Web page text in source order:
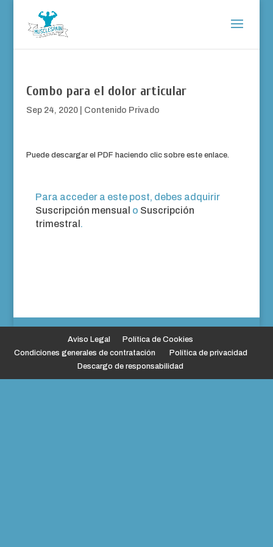
Combo para el dolor articular
Sep 24, 2020| Contenido Privado
Puede descargar el PDF haciendo clic sobre este enlace.
Para acceder a este post, debes adquirir
Suscripción mensual o Suscripción
trimestral .
Aviso Legal
Política de Cookies
Condiciones generales de contratación
Política de privacidad
Descargo de responsabilidad